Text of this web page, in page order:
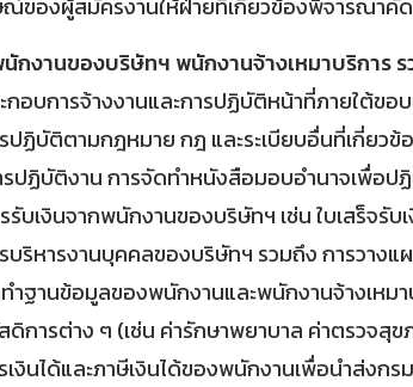
ของผู้สมัครงานให้ฝ่ายที่เกี่ยวข้องพิจารณาคั
กงานของบริษัทฯ พนักงานจ้างเหมาบริกา
กอบการจ้างงานและการปฏิบัติหน้าที่ภายใต้
ปฏิบัติตามกฎหมาย กฎ และระเบียบอื่นที่เกี่ยว
ปฏิบัติงาน การจัดทำหนังสือมอบอำนาจเพื่อป
รับเงินจากพนักงานของบริษัทฯ เช่น ใบเสร็จรับ
บริหารงานบุคคลของบริษัทฯ รวมถึง การวาง
ำฐานข้อมูลของพนักงานและพนักงานจ้างเหม
ดิการต่าง ๆ (เช่น ค่ารักษาพยาบาล ค่าตรวจสุ
เงินได้และภาษีเงินได้ของพนักงานเพื่อนำส่งกร